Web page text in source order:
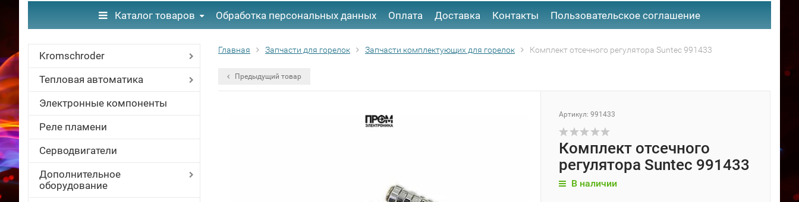
Каталог товаров Обработка персональных данных Оплата Доставка Контакты ​Пользовательское соглашение
Kromschroder
Тепловая автоматика
Электронные компоненты
Реле пламени
Серводвигатели
Дополнительное
оборудование
Главная Запчасти для горелок Запчасти комплектующих для горелок Комплект отсечного регулятора Suntec 991433
Предыдущий товар
Артикул: 991433
Комплект отсечного
регулятора Suntec 991433
В наличии